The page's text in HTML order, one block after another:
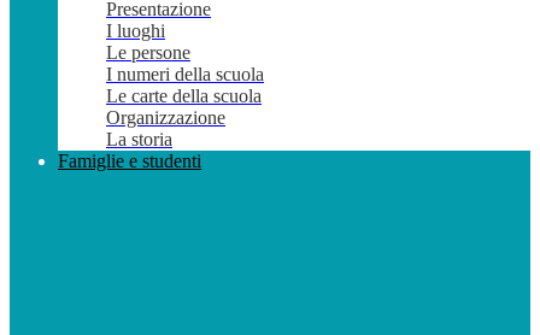
Presentazione
I luoghi
Le persone
I numeri della scuola
Le carte della scuola
Organizzazione
La storia
Famiglie e studenti